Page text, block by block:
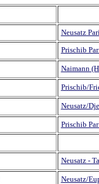
Neusatz
Prischib
Naimann
Prischib/
Neusatz/
Prischib
Neusatz -
Neusatz/